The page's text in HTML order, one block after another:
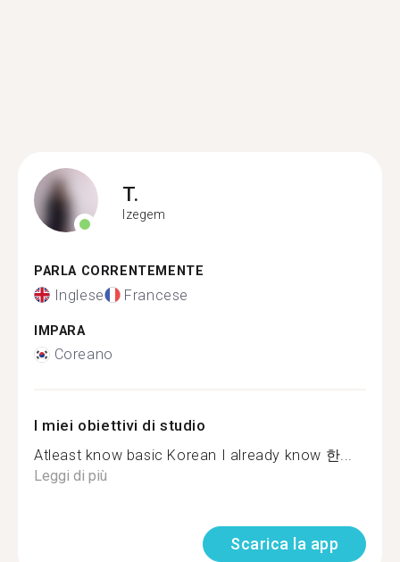
T.
Izegem
PARLA CORRENTEMENTE
Inglese Francese
IMPARA
Coreano
I miei obiettivi di studio
Atleast know basic Korean I already know 한...
Leggi di più
Scarica la app